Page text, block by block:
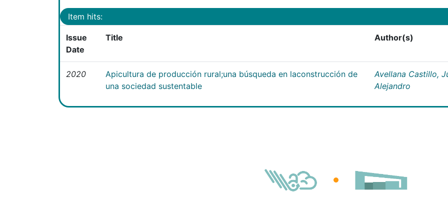
Item hits:
Issue
Date
Title Author(s)
2020
Apicultura de producción rural;una búsqueda en laconstrucción de
una sociedad sustentable
Avellana Castillo,
Alejandro